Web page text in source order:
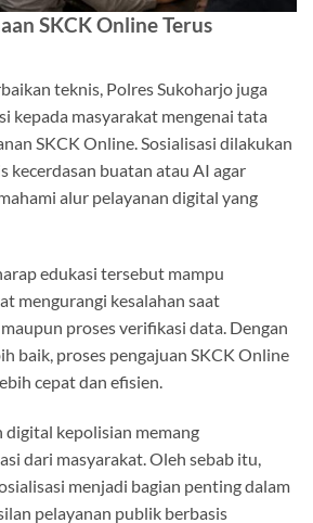
SKCK Online Terus
teknis, Polres Sukoharjo juga
kepada masyarakat mengenai tata
SKCK Online. Sosialisasi dilakukan
kecerdasan buatan atau AI agar
alur pelayanan digital yang
edukasi tersebut mampu
mengurangi kesalahan saat
proses verifikasi data. Dengan
baik, proses pengajuan SKCK Online
cepat dan efisien.
digital kepolisian memang
dari masyarakat. Oleh sebab itu,
menjadi bagian penting dalam
pelayanan publik berbasis